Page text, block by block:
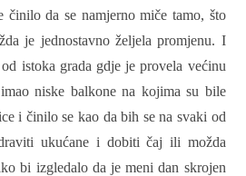
činilo da se namjerno miče tamo, što
je jednostavno željela promjenu. I
istoka grada gdje je provela većinu
niske balkone na kojima su bile
i činilo se kao da bih se na svaki od
ukućane i dobiti čaj ili možda
bi izgledalo da je meni dan skrojen